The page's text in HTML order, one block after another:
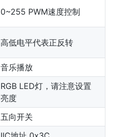
0~255 PWM速度控制
高低电平代表正反转
音乐播放
RGB LED灯，请注意设置
亮度
五向开关